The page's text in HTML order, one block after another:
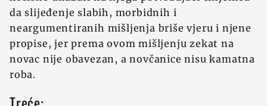
da slijeđenje slabih, morbidnih i
neargumentiranih mišljenja briše vjeru i njene
propise, jer prema ovom mišljenju zekat na
novac nije obavezan, a novčanice nisu kamatna
roba.